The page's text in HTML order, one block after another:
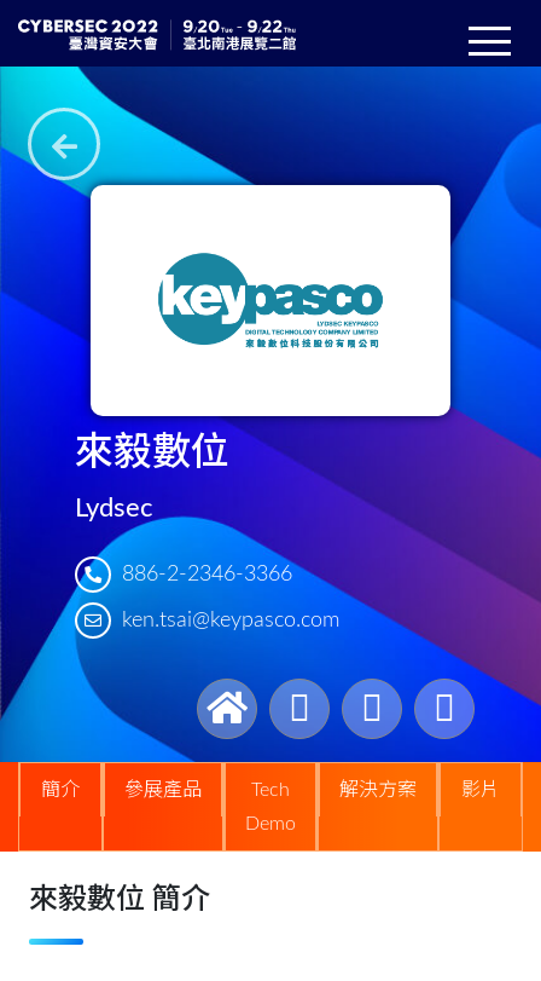
來毅數位
Lydsec
886-2-2346-3366
ken.tsai@keypasco.com
簡介 參展產品
Tech
Demo
解決方案 影片
來毅數位 簡介